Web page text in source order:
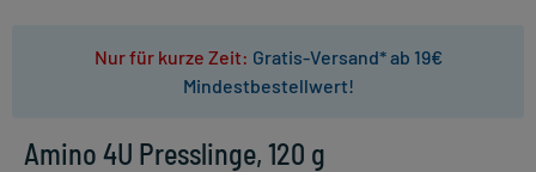
Nur für kurze Zeit: Gratis-Versand* ab 19€
Mindestbestellwert!
Amino 4U Presslinge, 120 g